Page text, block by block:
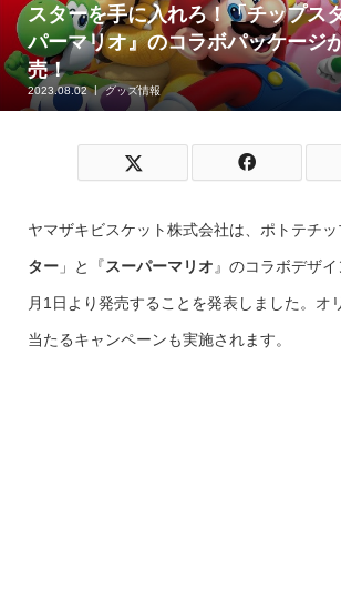
スターを手に入れろ！「チップス
パーマリオ』のコラボパッケージ
売！
2023.08.02 グッズ情報
ヤマザキビスケット株式会社は、ポトテチッ
ター」と『スーパーマリオ 』のコラボデザ
月1日より発売することを発表しました。オ
当たるキャンペーンも実施されます。